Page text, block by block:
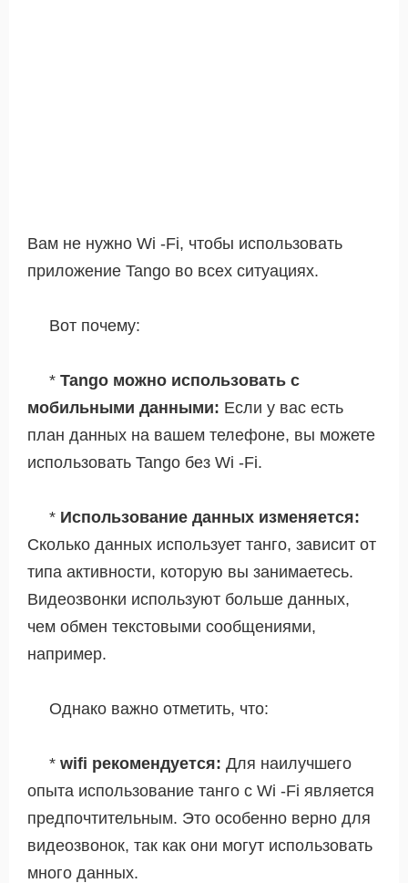
Вам не нужно Wi -Fi, чтобы использовать
приложение Tango во всех ситуациях.
Вот почему:
* Tango можно использовать с
мобильными данными: Если у вас есть
план данных на вашем телефоне, вы можете
использовать Tango без Wi -Fi.
* Использование данных изменяется:
Сколько данных использует танго, зависит от
типа активности, которую вы занимаетесь.
Видеозвонки используют больше данных,
чем обмен текстовыми сообщениями,
например.
Однако важно отметить, что:
* wifi рекомендуется: Для наилучшего
опыта использование танго с Wi -Fi является
предпочтительным. Это особенно верно для
видеозвонок, так как они могут использовать
много данных.